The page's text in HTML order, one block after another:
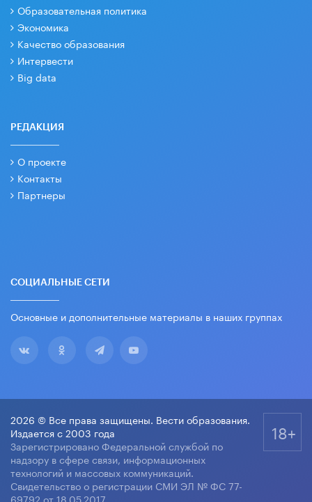
Образовательная политика
Экономика
Качество образования
Интервести
Big data
РЕДАКЦИЯ
О проекте
Контакты
Партнеры
СОЦИАЛЬНЫЕ СЕТИ
Основные и дополнительные материалы в наших группах
2026 © Все права защищены. Вести образования.
Издается с 2003 года
Зарегистрировано Федеральной службой по
надзору в сфере связи, информационных
технологий и массовых коммуникаций.
Свидетельство о регистрации СМИ ЭЛ № ФС 77-
69792 от 18.05.2017
18+